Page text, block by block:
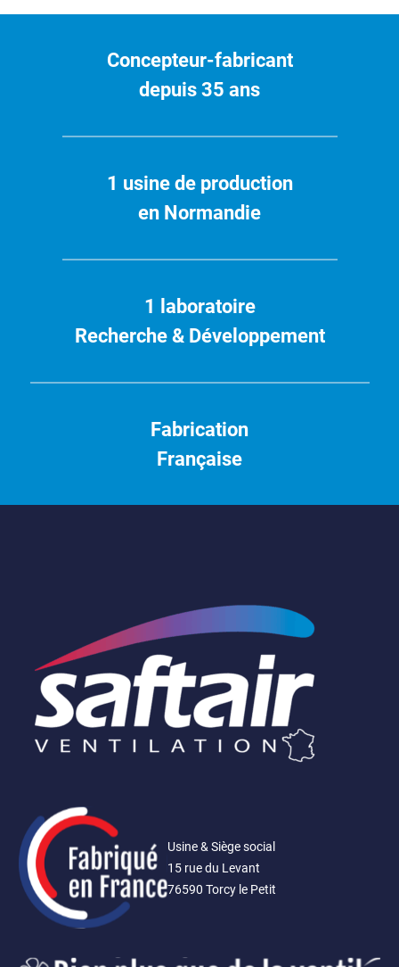
Concepteur-fabricant
depuis 35 ans
1 usine de production
en Normandie
1 laboratoire
Recherche & Développement
Fabrication
Française
Usine & Siège social
15 rue du Levant
76590 Torcy le Petit